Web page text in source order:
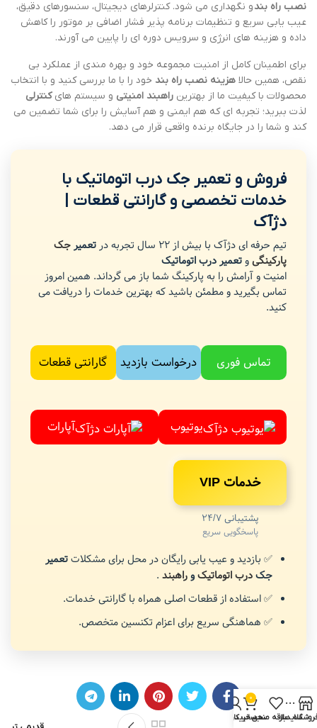
نصب راه بندو نگهداری می شود. کنترلرهای دیجیتال، سنسورهای دقیق،
عیب یابی سریع و تنظیمات برنامه پذیر فشار اضافی بر موتور را کاهش
داده و هزینه های انرژی و سرویس دوره ای را پایین می آورند.
برای اطمینان کامل از امنیت مجموعه خود و بهره مندی از عملکرد بی
نقص، همین حالا هزینه نصب راه بند خود را با ما بررسی کنید و با انتخاب
محصولات با کیفیت ما از بهترین راهبند امنیتی و سیستم هایکنترلی
لذت ببرید؛ تجربه ای که هم ایمنی و هم آسایش را برای شما تضمین می
کند و شما را در جایگاه برنده واقعی قرار می دهد.
فروش و تعمیر جک درب اتوماتیک با
خدمات تخصصی و گارانتی قطعات |
دژآک
تیم حرفه ای دژآک با بیش از 22 سال تجربه در تعمیرجک
پارکینگیوتعمیر درب اتوماتیک
امنیت و آرامش را به پارکینگ شما باز می گرداند. همین امروز
تماس بگیرید و مطمئن باشید که بهترین خدمات را دریافت می
کنید.
تماس فوری درخواست بازدید گارانتی قطعات
یوتیوب آپارات
خدمات VIP
پشتیبانی 24/7
پاسخگویی سریع
✅ بازدید و عیب یابی رایگان در محل برای مشکلاتتعمیر
جکدرب اتوماتیکوراهبند .
✅ استفاده از قطعات اصلی همراه با گارانتی خدمات.
✅ هماهنگی سریع برای اعزام تکنسین متخصص.
سایدبارعلاقه مندی
0
سبد خرید
حساب کاربری من